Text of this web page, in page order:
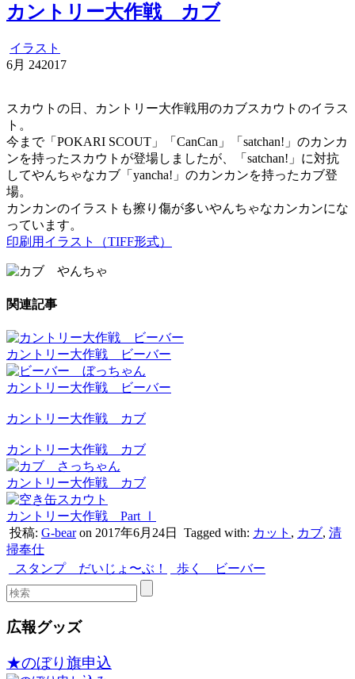
カントリー大作戦 カブ
イラスト
6月 242017
スカウトの日、カントリー大作戦用のカブスカウトのイラス
ト。
今まで「POKARI SCOUT」「CanCan」「satchan!」のカンカ
ンを持ったスカウトが登場しましたが、「satchan!」に対抗
してやんちゃなカブ「yancha!」のカンカンを持ったカブ登
場。
カンカンのイラストも擦り傷が多いやんちゃなカンカンにな
っています。
印刷用イラスト（TIFF形式）
関連記事
カントリー大作戦 ビーバー
カントリー大作戦 ビーバー
カントリー大作戦 カブ
カントリー大作戦 カブ
カントリー大作戦 カブ
カントリー大作戦 Part Ⅰ
投稿: G-bearon 2017年6月24日 Tagged with: カット , カブ, 清
掃奉仕
スタンプ だいじょ〜ぶ！
歩く ビーバー
広報グッズ
★のぼり旗申込